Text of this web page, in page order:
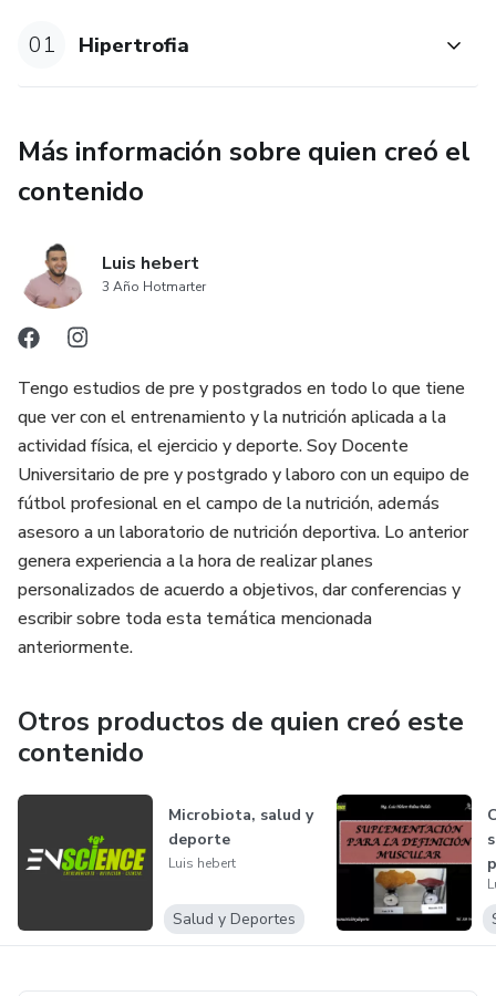
01 Hipertrofia
Más información sobre quien creó el
contenido
Luis hebert
3 Año Hotmarter
Tengo estudios de pre y postgrados en todo lo que tiene
que ver con el entrenamiento y la nutrición aplicada a la
actividad física, el ejercicio y deporte. Soy Docente
Universitario de pre y postgrado y laboro con un equipo de
fútbol profesional en el campo de la nutrición, además
asesoro a un laboratorio de nutrición deportiva. Lo anterior
genera experiencia a la hora de realizar planes
personalizados de acuerdo a objetivos, dar conferencias y
escribir sobre toda esta temática mencionada
anteriormente.
Otros productos de quien creó este
contenido
Microbiota, salud y
deporte
Luis hebert
Salud y Deportes